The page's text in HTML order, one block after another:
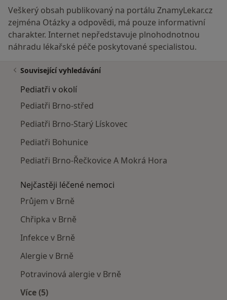
Veškerý obsah publikovaný na portálu ZnamyLekar.cz
zejména Otázky a odpovědi, má pouze informativní
charakter. Internet nepředstavuje plnohodnotnou
náhradu lékařské péče poskytované specialistou.
Související vyhledávání
Pediatři v okolí
Pediatři Brno-střed
Pediatři Brno-Starý Lískovec
Pediatři Bohunice
Pediatři Brno-Řečkovice A Mokrá Hora
Nejčastěji léčené nemoci
Průjem v Brně
Chřipka v Brně
Infekce v Brně
Alergie v Brně
Potravinová alergie v Brně
Více (5)